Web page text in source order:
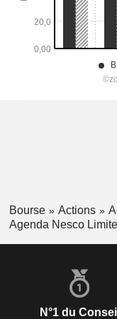
Bourse Actions
Agenda Nesco
N°1 du Conseil